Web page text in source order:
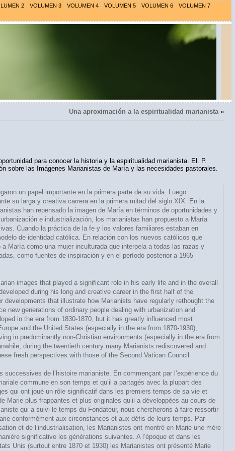
2 VOLUMEN 3 VOLUMEN 4 VOLUMEN 5 VOLUMEN 6
VOLUMEN 7
Una aproximación a la espiritualidad marianista»
para conocer la historia y la espiritualidad marianista. El. P.
sobre las Imágenes Marianistas de María y las necesidades pastorales.
un papel importante en la primera parte de su vida. Luego
su larga y creativa carrera en la primera mitad del siglo XIX. En la
han repensado la imagen de María en términos de oportunidades y
e industrialización, los marianistas han propuesto a María
Cuando la práctica de la fe y los valores familiares estaban en
de identidad católica. En relación con los nuevos católicos que
María como una mujer inculturada que interpela a todas las razas y
como fuentes de inspiración y en el período posterior a 1965
images that played a significant role in his early life and in the overall
during his long and creative career in the first half of the
that illustrate how Marianists have regularly rethought the
new generations of ordinary people dealing with urbanization and
in the era from 1830-1870, but it has greatly influenced most
and the United States (especially in the era from 1870-1930),
in predominantly non-Christian environments (especially in the era from
during the twentieth century many Marianists rediscovered and
fresh perspectives with those of the Second Vatican Council.
de l’histoire marianiste. En commençant par l’expérience du
commune en son temps et qu’il a partagés avec la plupart des
qui ont joué un rôle significatif dans les premiers temps de sa vie et
Marie plus frappantes et plus originales qu’il a développées au cours de
qui a suivi le temps du Fondateur, nous chercherons à faire ressortir
conformément aux circonstances et aux défis de leurs temps. Par
et de l’industrialisation, les Marianistes ont montré en Marie une mère
significative les générations suivantes. A l’époque et dans les
Unis (surtout entre 1870 et 1930) les Marianistes ont présenté Marie